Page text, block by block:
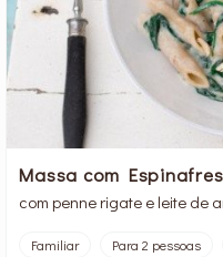
Massa com
com penne rigate e leite de
Familiar Para 2 pessoas